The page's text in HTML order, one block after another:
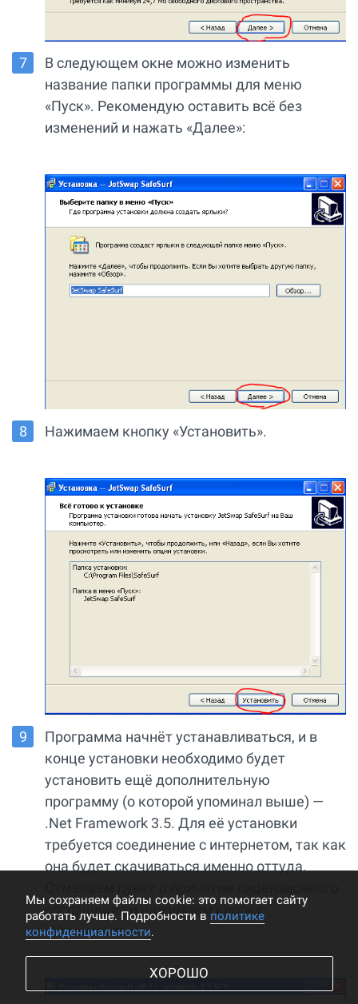
В следующем окне можно изменить
название папки программы для меню
«Пуск». Рекомендую оставить всё без
изменений и нажать «Далее»:
Нажимаем кнопку «Установить».
Программа начнёт устанавливаться, и в
конце установки необходимо будет
установить ещё дополнительную
программу (о которой упоминал выше) —
.Net Framework 3.5. Для её установки
требуется соединение с интернетом, так как
она будет скачиваться именно оттуда.
соглашения и нажимаем кнопку
«Установить»:
Мы cохраняем файлы cookie: это помогает сайту
работать лучше. Подробности в политике
конфиденциальности.
ХОРОШО